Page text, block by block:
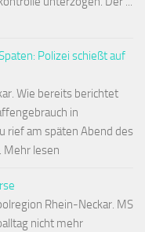
Polizei schießt auf
Wie bereits berichtet
in
rief am späten Abend des
Mehr lesen
Rhein-Neckar. MS
nicht mehr